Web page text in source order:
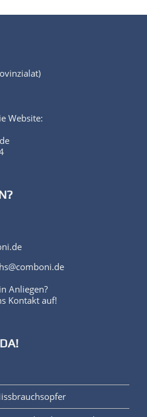
Website:
Anliegen?
Minderjährigen und